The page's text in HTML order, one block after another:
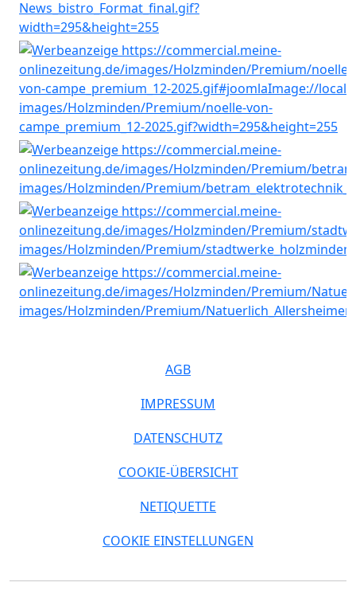
AGB
IMPRESSUM
DATENSCHUTZ
COOKIE-ÜBERSICHT
NETIQUETTE
COOKIE EINSTELLUNGEN